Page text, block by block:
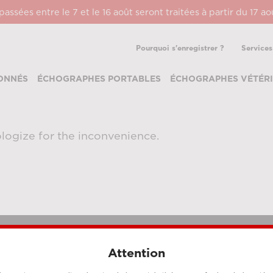
entre le 7 et le 16 août seront traitées à partir du 17
Pourquoi s'enregistrer ? Services
ÉCHOGRAPHES PORTABLES ÉCHOGRAPHES
for the inconvenience.
Attention